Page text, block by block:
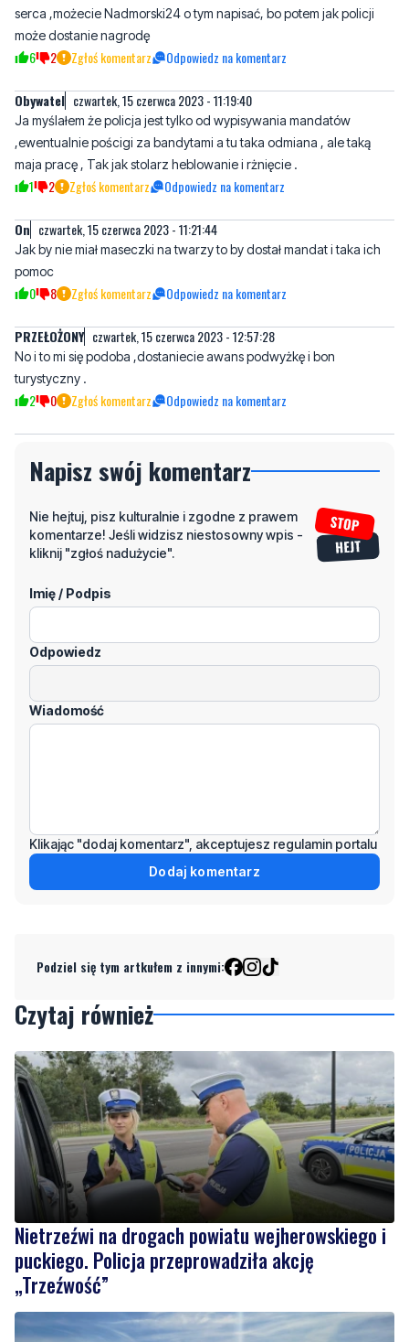
serca ,możecie Nadmorski24 o tym napisać, bo potem jak policji
może dostanie nagrodę
6 2 Zgłoś komentarz Odpowiedz na komentarz
Obywatel czwartek, 15 czerwca 2023 - 11:19:40
Ja myślałem że policja jest tylko od wypisywania mandatów
,ewentualnie pościgi za bandytami a tu taka odmiana , ale taką
maja pracę , Tak jak stolarz heblowanie i rżnięcie .
1 2 Zgłoś komentarz Odpowiedz na komentarz
On czwartek, 15 czerwca 2023 - 11:21:44
Jak by nie miał maseczki na twarzy to by dostał mandat i taka ich
pomoc
0 8 Zgłoś komentarz Odpowiedz na komentarz
PRZEŁOŻONY czwartek, 15 czerwca 2023 - 12:57:28
No i to mi się podoba ,dostaniecie awans podwyżkę i bon
turystyczny .
2 0 Zgłoś komentarz Odpowiedz na komentarz
Napisz swój komentarz
Nie hejtuj, pisz kulturalnie i zgodne z prawem
komentarze! Jeśli widzisz niestosowny wpis -
kliknij "zgłoś nadużycie".
Imię / Podpis
Odpowiedz
Wiadomość
Klikając "dodaj komentarz", akceptujesz regulamin portalu
Dodaj komentarz
Podziel się tym artkułem z innymi:
Czytaj również
Nietrzeźwi na drogach powiatu wejherowskiego i
puckiego. Policja przeprowadziła akcję
„Trzeźwość”